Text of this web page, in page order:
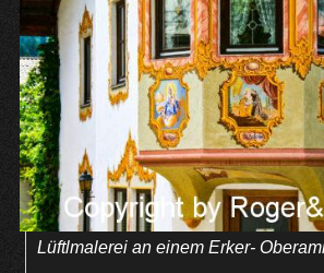
Lüftlmalerei an einem Erker-